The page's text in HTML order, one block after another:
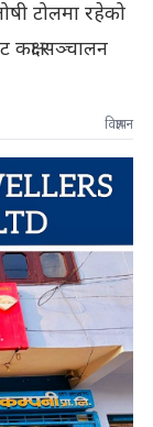
टोलमा रहेको
सञ्चालन
विज्ञापन